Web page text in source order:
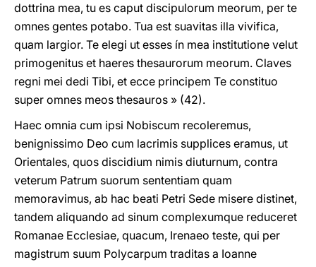
dottrina mea, tu es caput discipulorum meorum, per te
omnes gentes potabo. Tua est suavitas illa vivifica,
quam largior. Te elegi ut esses ín mea institutione velut
primogenitus et haeres thesaurorum meorum. Claves
regni mei dedi Tibi, et ecce principem Te constituo
super omnes meos thesauros » (42).
Haec omnia cum ipsi Nobiscum recoleremus,
benignissimo Deo cum lacrimis supplices eramus, ut
Orientales, quos discidium nimis diuturnum, contra
veterum Patrum suorum sententiam quam
memoravimus, ab hac beati Petri Sede misere distinet,
tandem aliquando ad sinum complexumque reduceret
Romanae Ecclesiae, quacum, Irenaeo teste, qui per
magistrum suum Polycarpum traditas a Ioanne